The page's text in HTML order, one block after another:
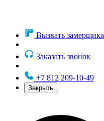
Вызвать замерщика
Заказать звонок
+7 812 209-10-49
Закрыть